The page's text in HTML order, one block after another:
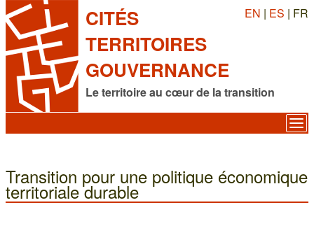
CITÉS
TERRITOIRES
GOUVERNANCE
Le territoire au cœur de la transition
EN | ES | FR
Transition pour une politique économique
territoriale durable